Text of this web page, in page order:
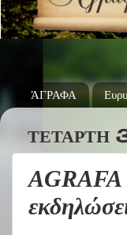
ΆΓΡΑΦΑ
ΤΕΤΆΡΤΗ
AGRAFA